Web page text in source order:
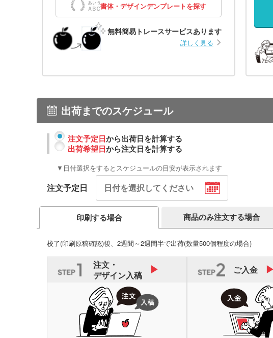
書体・デザインデンプレートを探す
無料簡易トレースサービスあります
詳しく見る
出荷までのスケジュール
注文予定日から出荷日を計算する
出荷希望日から注文日を計算する
▼日付選択をするとスケジュールの目安が表示されます
注文予定日
印刷する場合 商品のみ注文する場合
校了(印刷原稿確認)後、2週間～2週間半で出荷(数量500個程度の場合)
注文・
デザイン入稿
ご入金